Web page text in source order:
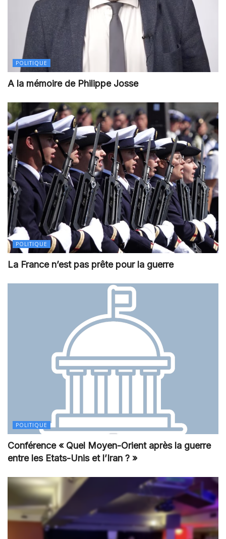
POLITIQUE
A la mémoire de Philippe Josse
POLITIQUE
La France n’est pas prête pour la guerre
POLITIQUE
Conférence « Quel Moyen-Orient après la guerre
entre les Etats-Unis et l’Iran ? »